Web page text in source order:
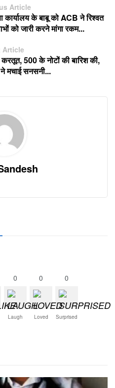
Article
कार्यालय के बाबू को ACB ने रिश्वत
को जारी करने मांगा रकम...
Article
500 के नोटों की बारिश की,
ने मचाई सनसनी...
0
Laugh
0
Loved
0
Surprised